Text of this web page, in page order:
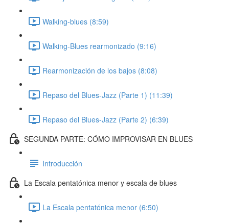
Walking-blues (8:59)
Walking-Blues rearmonizado (9:16)
Rearmonización de los bajos (8:08)
Repaso del Blues-Jazz (Parte 1) (11:39)
Repaso del Blues-Jazz (Parte 2) (6:39)
SEGUNDA PARTE: CÓMO IMPROVISAR EN BLUES
Introducción
La Escala pentatónica menor y escala de blues
La Escala pentatónica menor (6:50)